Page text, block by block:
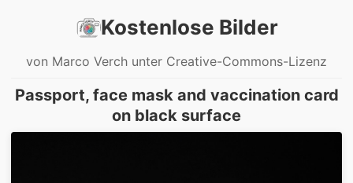
Kostenlose Bilder
von Marco Verch unter Creative-Commons-Lizenz
Passport, face mask and vaccination card
on black surface